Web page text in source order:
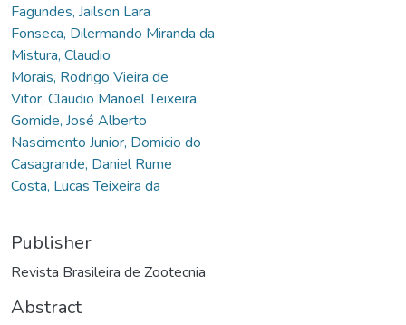
Fagundes, Jailson Lara
Fonseca, Dilermando Miranda da
Mistura, Claudio
Morais, Rodrigo Vieira de
Vitor, Claudio Manoel Teixeira
Gomide, José Alberto
Nascimento Junior, Domicio do
Casagrande, Daniel Rume
Costa, Lucas Teixeira da
Publisher
Revista Brasileira de Zootecnia
Abstract